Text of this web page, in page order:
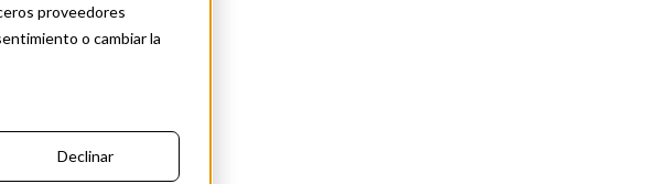
proveedores
o cambiar la
Declinar
realizar